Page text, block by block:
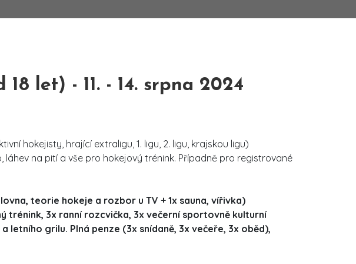
let) - 11. - 14. srpna 2024
hokejisty, hrající extraligu, 1. ligu, 2. ligu, krajskou ligu)
na pití a vše pro hokejový trénink. Případně pro registrované
teorie hokeje a rozbor u TV + 1x sauna, vířivka)
trénink, 3x ranní rozcvička, 3x večerní sportovně kulturní
letního grilu. Plná penze (3x snídaně, 3x večeře, 3x oběd),